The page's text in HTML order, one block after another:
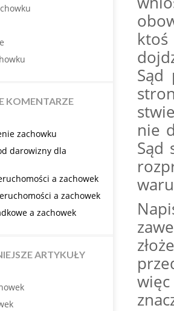
Sąd
nie
Sąd
KOMENTARZE
zachowku
darowizny dla
a zachowek
a zachowek
a zachowek
ARTYKUŁY